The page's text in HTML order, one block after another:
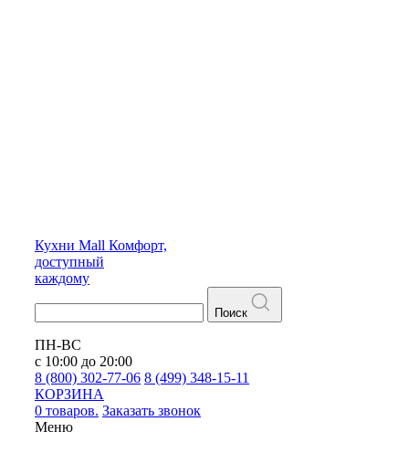
Кухни Mall Комфорт,
доступный
каждому
Поиск
ПН-ВС
с 10:00 до 20:00
8 (800) 302-77-06 8 (499) 348-15-11
КОРЗИНА
0 товаров. Заказать звонок
Меню